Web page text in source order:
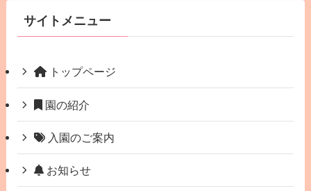
サイトメニュー
トップページ
園の紹介
入園のご案内
お知らせ